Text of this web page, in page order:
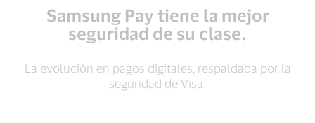
Samsung Pay tiene la mejor
seguridad de su clase.
La evolución en pagos digitales, respaldada por la
seguridad de Visa.